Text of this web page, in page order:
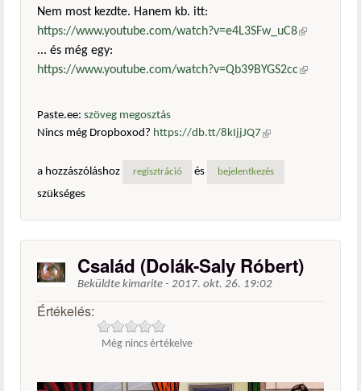
Nem most kezdte. Hanem kb. itt:
https://www.youtube.com/watch?v=e4L3SFw_uC8(külső
... és még egy:
https://www.youtube.com/watch?v=Qb39BYGS2cc(külső
Paste.ee: szöveg megosztás
Nincs még Dropboxod? https://db.tt/8kIjjJQ7 (külső
a hozzászóláshoz
regisztráció és bejelentkezés
szükséges
Család (Dolák-Saly Róbert)
Beküldte kimarite - 2017. okt. 26. 19:02
Értékelés:
Még nincs értékelve